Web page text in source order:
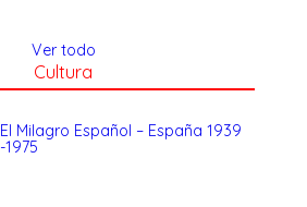
Ver todo
Cultura
El Milagro Español – España 1939
-1975